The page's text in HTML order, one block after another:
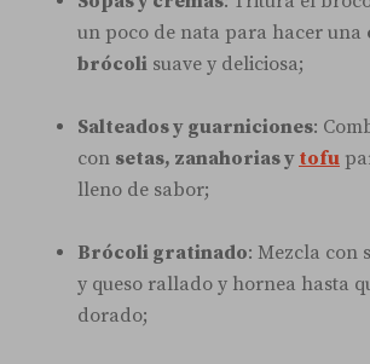
un poco de nata para hacer una
brócoli suave y deliciosa;
Salteados y guarniciones:
con setas, zanahorias y tofu
lleno de sabor;
Brócoli gratinado: Mezcla con
y queso rallado y hornea hasta
dorado;